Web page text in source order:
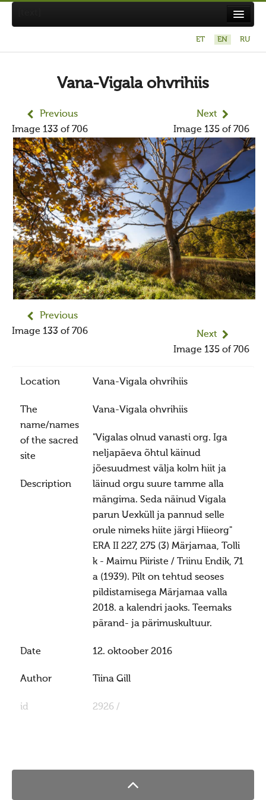
About Maavalla Koda
News
Religion and culture
Links
Contact
Photography contest
Photography contest 2016
Photography contest 2014 winners
ET EN RU
Vana-Vigala ohvrihiis
Previous
Image 133 of 706
Next
Image 135 of 706
Previous
Image 133 of 706
Next
Image 135 of 706
Location Vana-Vigala ohvrihiis
The
name/names
of the sacred
site
Vana-Vigala ohvrihiis
Description
"Vigalas olnud vanasti org. Iga
neljapäeva õhtul käinud
jõesuudmest välja kolm hiit ja
läinud orgu suure tamme alla
mängima. Seda näinud Vigala
parun Uexküll ja pannud selle
orule nimeks hiite järgi Hiieorg"
ERA II 227, 275 (3) Märjamaa, Tolli
k - Maimu Piiriste / Triinu Endik, 71
a (1939). Pilt on tehtud seoses
pildistamisega Märjamaa valla
2018. a kalendri jaoks. Teemaks
pärand- ja pärimuskultuur.
Date 12. oktoober 2016
Author Tiina Gill
id 2926 /